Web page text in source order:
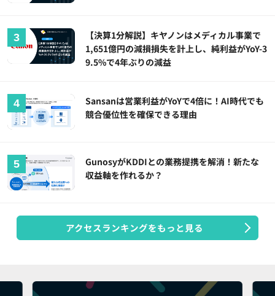
【決算1分解説】キヤノンはメディカル事業で
1,651億円の減損損失を計上し、純利益がYoY-3
9.5%で4年ぶりの減益
Sansanは営業利益がYoYで4倍に！AI時代でも
競合優位性を確保できる理由
GunosyがKDDIとの業務提携を解消！新たな
収益軸を作れるか？
アクセスランキングをもっと見る